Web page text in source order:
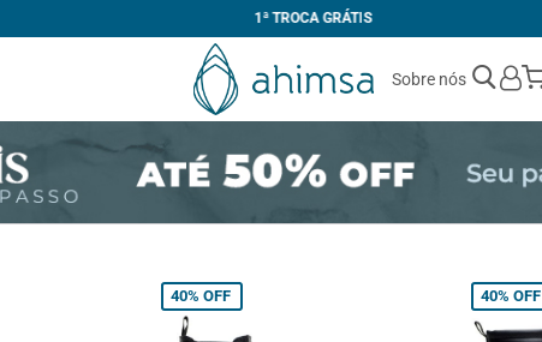
1ª TROCA GRÁTIS
Sobre nós
40% OFF 40% OFF